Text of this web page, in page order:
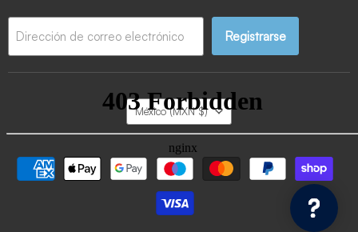
Dirección de correo electrónico Registrarse
País
México (MXN $)